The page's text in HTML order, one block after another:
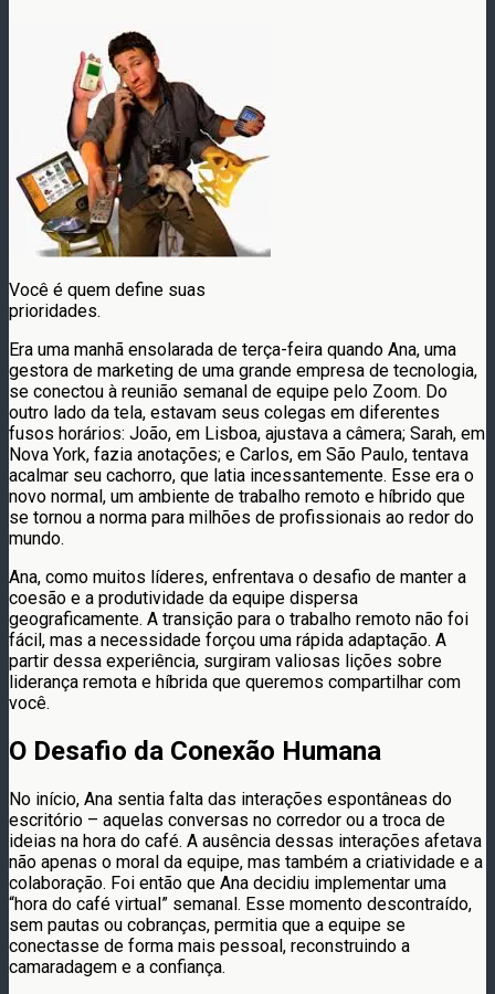
Você é quem define suas
prioridades.
Era uma manhã ensolarada de terça-feira quando Ana, uma
gestora de marketing de uma grande empresa de tecnologia,
se conectou à reunião semanal de equipe pelo Zoom. Do
outro lado da tela, estavam seus colegas em diferentes
fusos horários: João, em Lisboa, ajustava a câmera; Sarah, em
Nova York, fazia anotações; e Carlos, em São Paulo, tentava
acalmar seu cachorro, que latia incessantemente. Esse era o
novo normal, um ambiente de trabalho remoto e híbrido que
se tornou a norma para milhões de profissionais ao redor do
mundo.
Ana, como muitos líderes, enfrentava o desafio de manter a
coesão e a produtividade da equipe dispersa
geograficamente. A transição para o trabalho remoto não foi
fácil, mas a necessidade forçou uma rápida adaptação. A
partir dessa experiência, surgiram valiosas lições sobre
liderança remota e híbrida que queremos compartilhar com
você.
O Desafio da Conexão Humana
No início, Ana sentia falta das interações espontâneas do
escritório – aquelas conversas no corredor ou a troca de
ideias na hora do café. A ausência dessas interações afetava
não apenas o moral da equipe, mas também a criatividade e a
colaboração. Foi então que Ana decidiu implementar uma
“hora do café virtual” semanal. Esse momento descontraído,
sem pautas ou cobranças, permitia que a equipe se
conectasse de forma mais pessoal, reconstruindo a
camaradagem e a confiança.